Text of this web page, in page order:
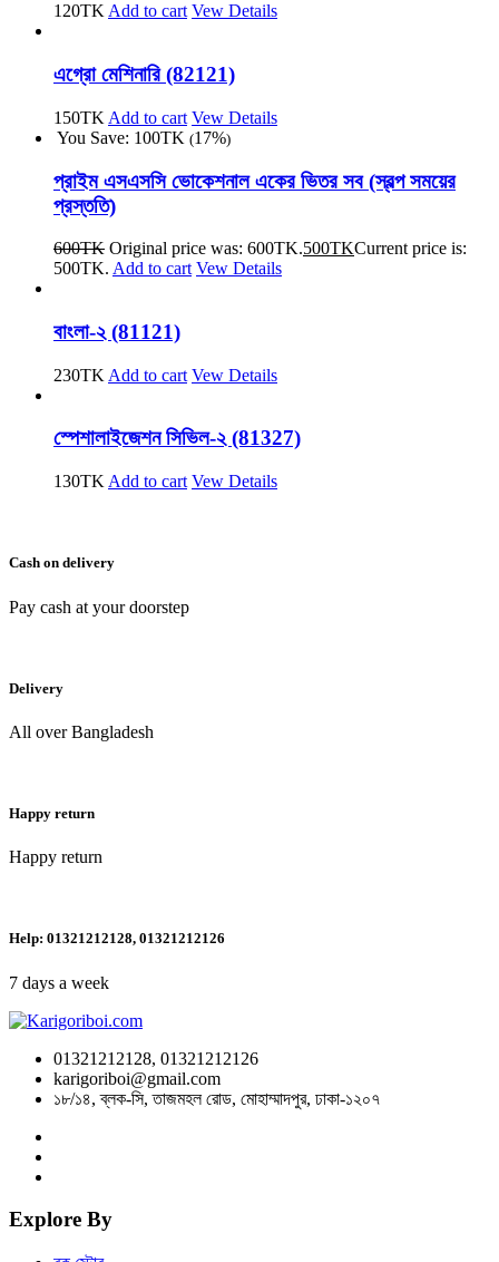
120TKAdd to cart Vew Details
এগ্রো মেশিনারি (82121)
150TK Add to cart Vew Details
You Save: 100TK (17%)
প্রাইম এসএসসি ভোকেশনাল একের ভিতর সব (স্বল্প সময়ের
প্রস্ততি)
600TK Original price was: 600TK.500TKCurrent price is:
500TK. Add to cart Vew Details
বাংলা-২ (81121)
230TK Add to cart Vew Details
স্পেশালাইজেশন সিভিল-২ (81327)
130TK Add to cart Vew Details
Cash on delivery
Pay cash at your doorstep
Delivery
All over Bangladesh
Happy return
Happy return
Help: 01321212128, 01321212126
7 days a week
01321212128, 01321212126
karigoriboi@gmail.com
১৮/১৪, ব্লক-সি, তাজমহল রোড, মোহাম্মাদপুর, ঢাকা-১২০৭
Explore By